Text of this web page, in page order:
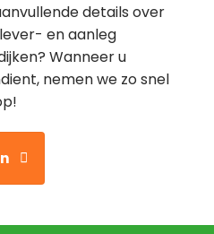
details over
en aanleg
Wanneer u
nemen we zo snel